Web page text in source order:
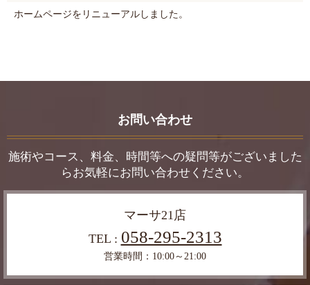
ホームページをリニューアルしました。
お問い合わせ
施術やコース、料金、時間等への疑問等がございました
らお気軽にお問い合わせください。
マーサ21店
TEL : 058-295-2313
営業時間：10:00～21:00